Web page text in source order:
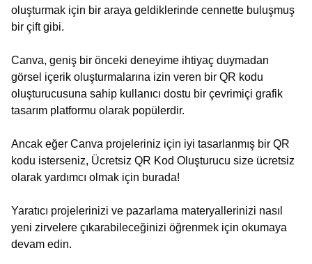
oluşturmak için bir araya geldiklerinde cennette buluşmuş
bir çift gibi.
Canva, geniş bir önceki deneyime ihtiyaç duymadan
görsel içerik oluşturmalarına izin veren bir QR kodu
oluşturucusuna sahip kullanıcı dostu bir çevrimiçi grafik
tasarım platformu olarak popülerdir.
Ancak eğer Canva projeleriniz için iyi tasarlanmış bir QR
kodu isterseniz, Ücretsiz QR Kod Oluşturucu size ücretsiz
olarak yardımcı olmak için burada!
Yaratıcı projelerinizi ve pazarlama materyallerinizi nasıl
yeni zirvelere çıkarabileceğinizi öğrenmek için okumaya
devam edin.